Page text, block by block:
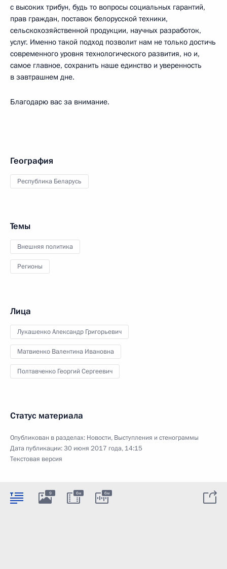
с высоких трибун, будь то вопросы социальных гарантий,
прав граждан, поставок белорусской техники,
сельскохозяйственной продукции, научных разработок,
услуг. Именно такой подход позволит нам не только достичь
современного уровня технологического развития, но и,
самое главное, сохранить наше единство и уверенность
в завтрашнем дне.
Благодарю вас за внимание.
География
Республика Беларусь
Темы
Внешняя политика
Регионы
Лица
Лукашенко Александр Григорьевич
Матвиенко Валентина Ивановна
Полтавченко Георгий Сергеевич
Статус материала
Опубликован в разделах: Новости, Выступления и стенограммы
Дата публикации:30 июня 2017 года, 14:15
Текстовая версия
9 6м 6м